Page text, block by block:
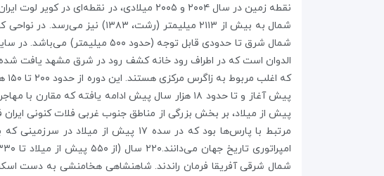
نقطه زمین در سال ۲۰۰۴ و ۲۰۰۵ میلادی،
پیش از میلاد، بر بخش بزرگی از مناطق جنوب غربی فلات کنونی
مرتبط با پارس‌ها بود که در سده ۱۷
شمال شرقی آفریقا فرمان راندند. شاهنشاهی هخامنشی به دست